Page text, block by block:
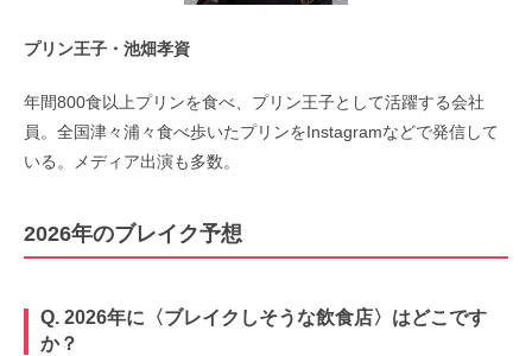
プリン王子・池畑孝資
年間800食以上プリンを食べ、プリン王子として活躍する会社
員。全国津々浦々食べ歩いたプリンをInstagramなどで発信して
いる。メディア出演も多数。
2026年のブレイク予想
Q. 2026年に〈ブレイクしそうな飲食店〉はどこです
か？